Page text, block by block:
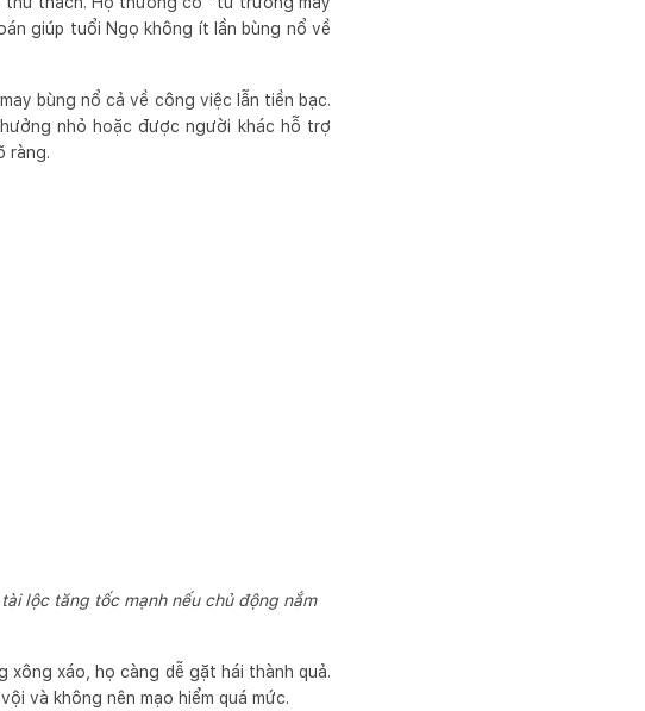
giúp tuổi Ngọ không ít lần bùng nổ về
bùng nổ cả về công việc lẫn tiền bạc.
nhỏ hoặc được người khác hỗ trợ
ràng.
lộc tăng tốc mạnh nếu chủ động nắm
xông xáo, họ càng dễ gặt hái thành quả.
và không nên mạo hiểm quá mức.